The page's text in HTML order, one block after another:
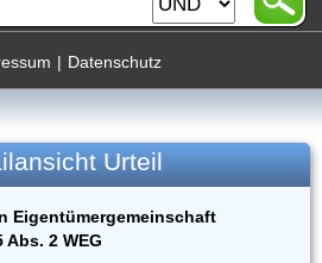
| Datenschutz
Urteil
Eigentümergemeinschaft
2 WEG